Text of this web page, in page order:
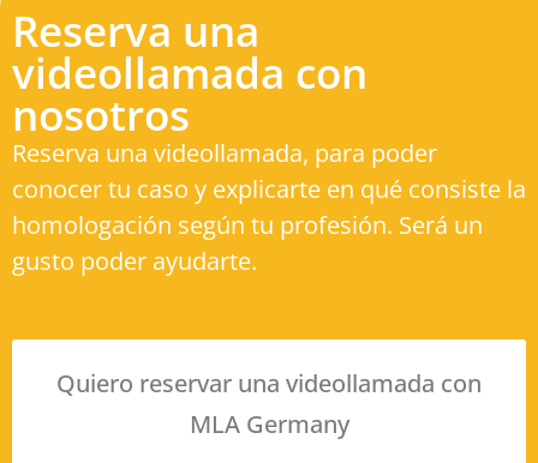
Reserva una
videollamada con
nosotros
Reserva una videollamada, para poder
conocer tu caso y explicarte en qué consiste la
homologación según tu profesión. Será un
gusto poder ayudarte.
Quiero reservar una videollamada con
MLA Germany